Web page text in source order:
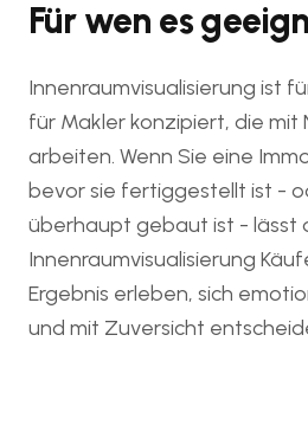
Für wen es
Innenraumvisualisierung ist
für Makler konzipiert, die
arbeiten. Wenn Sie eine
bevor sie fertiggestellt ist -
überhaupt gebaut ist - lässt
Innenraumvisualisierung
Ergebnis erleben, sich
und mit Zuversicht